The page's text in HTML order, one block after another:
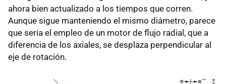
ahora bien actualizado a los tiempos que corren.
Aunque sigue manteniendo el mismo diámetro, parece
que sería el empleo de un motor de flujo radial, que a
diferencia de los axiales, se desplaza perpendicular al
eje de rotación.